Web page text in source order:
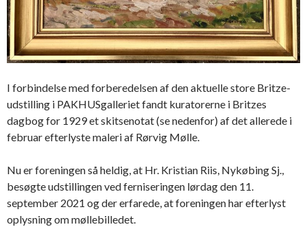
I forbindelse med forberedelsen af den aktuelle store Britze-
udstilling i PAKHUSgalleriet fandt kuratorerne i Britzes
dagbog for 1929 et skitsenotat (se nedenfor) af det allerede i
februar efterlyste maleri af Rørvig Mølle.
Nu er foreningen så heldig, at Hr. Kristian Riis, Nykøbing Sj.,
besøgte udstillingen ved ferniseringen lørdag den 11.
september 2021 og der erfarede, at foreningen har efterlyst
oplysning om møllebilledet.